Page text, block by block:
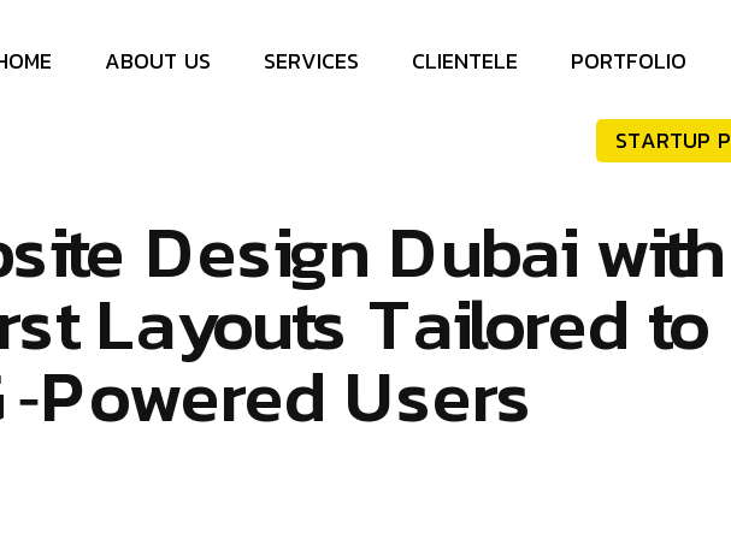
OME ABOUT US SERVICES CLIENTELE PORTFOLIO
STARTUP P
site Design Dubai with
stLayouts Tailored to
‑Powered Users